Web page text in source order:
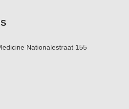
Nationalestraat 155